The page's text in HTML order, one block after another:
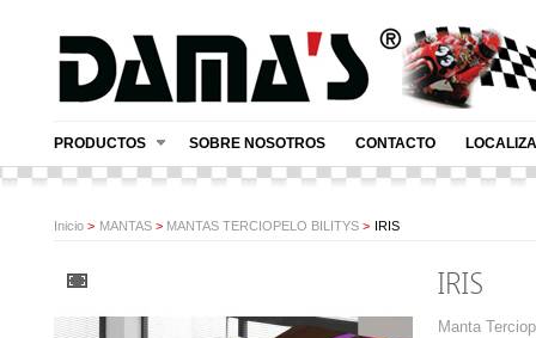
PRODUCTOS SOBRE NOSOTROS CONTACTO
Inicio > MANTAS > MANTAS TERCIOPELO BILITYS > IRIS
IRIS
Manta